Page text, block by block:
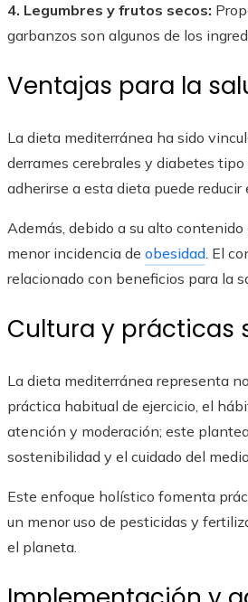
4. Legumbres y frutos secos:
garbanzos son algunos de los
Ventajas para la
La dieta mediterránea ha sido
derrames cerebrales y diabetes
adherirse a esta dieta puede
Además, debido a su alto
menor incidencia de obesidad. El
relacionado con beneficios para la
Cultura y prácticas
La dieta mediterránea representa
práctica habitual de ejercicio, el
atención y moderación; este
sostenibilidad y el cuidado del
Este enfoque holístico fomenta
un menor uso de pesticidas y
el planeta.